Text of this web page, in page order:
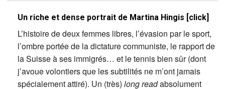
Un riche et dense portrait de Martina Hingis [click]
L’histoire de deux femmes libres, l’évasion par le sport,
l’ombre portée de la dictature communiste, le rapport de
la Suisse à ses immigrés… et le tennis bien sûr (dont
j’avoue volontiers que les subtilités ne m’ont jamais
spécialement attiré). Un (très) long readabsolument